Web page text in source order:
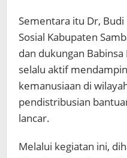
Sementara itu Dr,
Sosial Kabupaten
dan dukungan
selalu aktif
kemanusiaan di
pendistribusian
lancar.
Melalui kegiatan ini,